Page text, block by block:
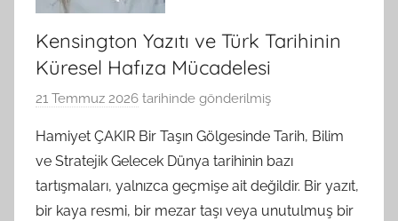
Kensington Yazıtı ve Türk Tarihinin
Küresel Hafıza Mücadelesi
21 Temmuz 2026 tarihinde gönderilmiş
S
A
M
t
Hamiyet ÇAKIR Bir Taşın Gölgesinde Tarih, Bilim
ve Stratejik Gelecek Dünya tarihinin bazı
tartışmaları, yalnızca geçmişe ait değildir. Bir yazıt,
bir kaya resmi, bir mezar taşı veya unutulmuş bir